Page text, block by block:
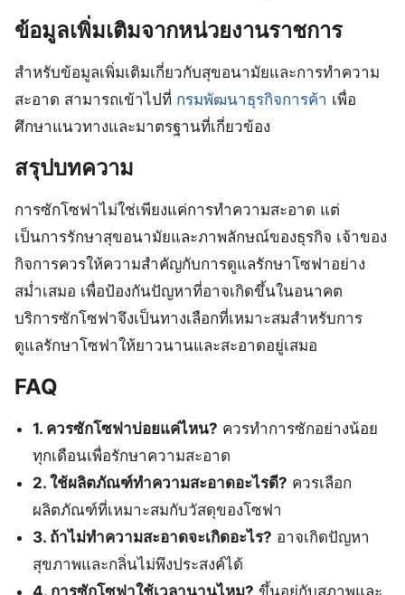
ข้อมูลเพิ่มเติมจากหน่วยงานราชการ
สำหรับข้อมูลเพิ่มเติมเกี่ยวกับสุขอนามัยและการทำความ
สะอาด สามารถเข้าไปที่ กรมพัฒนาธุรกิจการค้า เพื่อ
ศึกษาแนวทางและมาตรฐานที่เกี่ยวข้อง
สรุปบทความ
การซักโซฟาไม่ใช่เพียงแค่การทำความสะอาด แต่
เป็นการรักษาสุขอนามัยและภาพลักษณ์ของธุรกิจ เจ้าของ
กิจการควรให้ความสำคัญกับการดูแลรักษาโซฟาอย่าง
สม่ำเสมอ เพื่อป้องกันปัญหาที่อาจเกิดขึ้นในอนาคต
บริการซักโซฟาจึงเป็นทางเลือกที่เหมาะสมสำหรับการ
ดูแลรักษาโซฟาให้ยาวนานและสะอาดอยู่เสมอ
FAQ
1. ควรซักโซฟาบ่อยแค่ไหน? ควรทำการซักอย่างน้อย
ทุกเดือนเพื่อรักษาความสะอาด
2. ใช้ผลิตภัณฑ์ทำความสะอาดอะไรดี? ควรเลือก
ผลิตภัณฑ์ที่เหมาะสมกับวัสดุของโซฟา
3. ถ้าไม่ทำความสะอาดจะเกิดอะไร? อาจเกิดปัญหา
สุขภาพและกลิ่นไม่พึงประสงค์ได้